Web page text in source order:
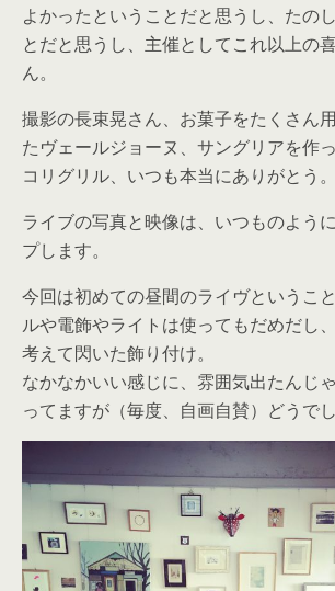
よかったということだと思うし、たの
とだと思うし、主催としてこれ以上の
ん。
撮影の長束晃さん、お菓子をたくさん
たヴェールジョーヌ、サングリアを作
コリグリル、いつも本当にありがとう。
ライブの写真と映像は、いつものよう
プします。
今回は初めての昼間のライヴというこ
ルや電飾やライトは使ってもだめだし
考えて閃いた飾り付け。
なかなかいい感じに、雰囲気出たんじ
ってますが（毎度、自画自賛）どうで